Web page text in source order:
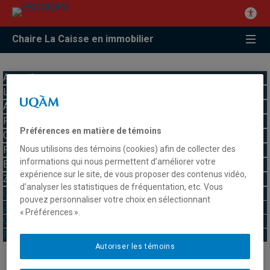
Chaire La Caisse en immobilier
Accueil
La Chaire
Axes de recherche
Réalisations
Observatoire
Formation
Boîte à outils
Zone vidéo
Observatoire
Zone vidéo
Galerie de photos
Formation
Préférences en matière de témoins
Nous utilisons des témoins (cookies) afin de collecter des
informations qui nous permettent d’améliorer votre
expérience sur le site, de vous proposer des contenus vidéo,
d’analyser les statistiques de fréquentation, etc. Vous
pouvez personnaliser votre choix en sélectionnant
« Préférences ».
Autoriser les témoins